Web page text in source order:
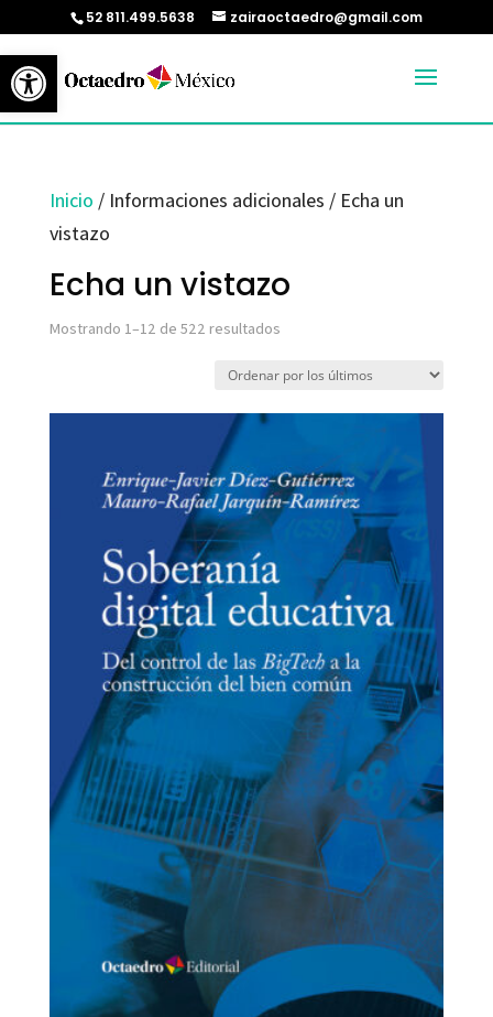
Abrir barra de herramientas
52 811.499.5638 zairaoctaedro@gmail.com
Inicio / Informaciones adicionales / Echa un
vistazo
Echa un vistazo
Mostrando 1–12 de 522 resultadosOrdenado